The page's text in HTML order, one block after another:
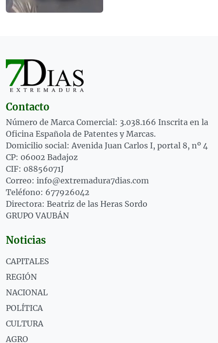
Contacto
Número de Marca Comercial: 3.038.166 Inscrita en la
Oficina Española de Patentes y Marcas.
Domicilio social: Avenida Juan Carlos I, portal 8, nº 4
CP: 06002 Badajoz
CIF: 08856071J
Correo: info@extremadura7dias.com
Teléfono: 677926042
Directora: Beatriz de las Heras Sordo
GRUPO VAUBÁN
Noticias
CAPITALES
REGIÓN
NACIONAL
POLÍTICA
CULTURA
AGRO